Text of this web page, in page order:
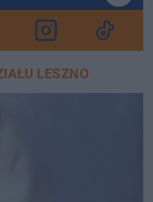
LESZNO